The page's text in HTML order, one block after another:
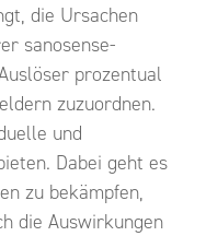
die Ursachen
sanosense-
prozentual
zuzuordnen.
und
Dabei geht es
zu bekämpfen,
die Auswirkungen